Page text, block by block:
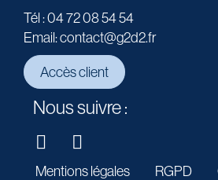
Tél : 04 72 08 54 54
Email: contact@g2d2.fr
Accès client
Nous suivre :
Mentions légales RGPD